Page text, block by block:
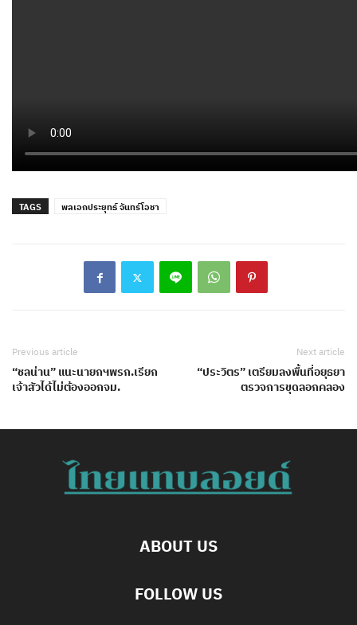
TAGS พลเอกประยุทธ์ จันทร์โอชา
Previous article
“ชลน่าน” แนะนายกฯพรก.เรียก
เจ้าสัวได้ไม่ต้องออกจม.
Next article
“ประวิตร” เตรียมลงพื้นที่อยุธยา
ตรวจการขุดลอกคลอง
ABOUT US
FOLLOW US